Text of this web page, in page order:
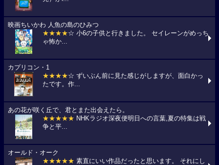
映画ちいかわ 人魚の島のひみつ
★★★★☆ 小6の子供と行きました。 セイレーンがめっち
ゃ怖か...
カプリコン・1
★★★★☆ ずいぶん前に見た感じがしますが、面白かっ
たです。作...
あの花が咲く丘で、君とまた出会えたら。
★★★★★ NHKラジオ深夜便明日への言葉,夏の特集は戦
争と平...
オールド・オーク
★★★★★ 素直にいい作品だったと思います。 それにし